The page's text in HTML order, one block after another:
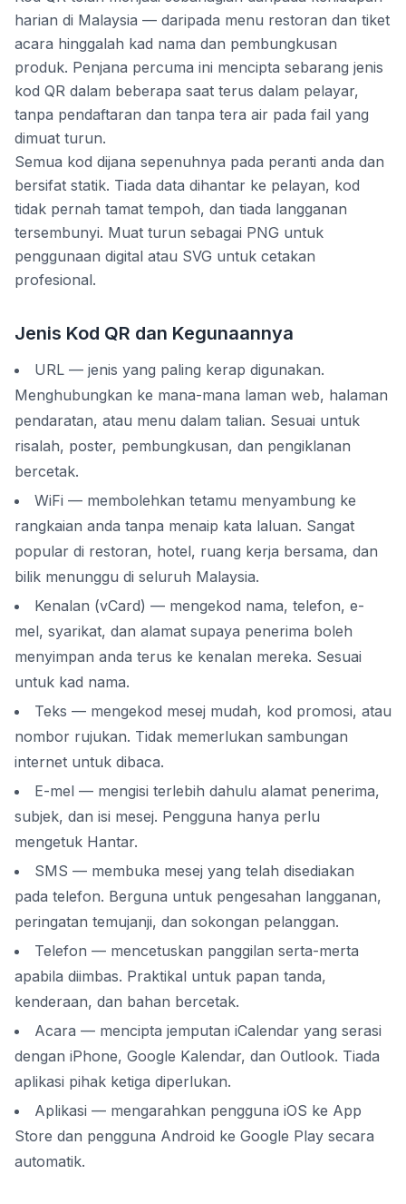
harian di Malaysia — daripada menu restoran dan tiket
acara hinggalah kad nama dan pembungkusan
produk. Penjana percuma ini mencipta sebarang jenis
kod QR dalam beberapa saat terus dalam pelayar,
tanpa pendaftaran dan tanpa tera air pada fail yang
dimuat turun.
Semua kod dijana sepenuhnya pada peranti anda dan
bersifat statik. Tiada data dihantar ke pelayan, kod
tidak pernah tamat tempoh, dan tiada langganan
tersembunyi. Muat turun sebagai PNG untuk
penggunaan digital atau SVG untuk cetakan
profesional.
Jenis Kod QR dan Kegunaannya
URL — jenis yang paling kerap digunakan.
Menghubungkan ke mana-mana laman web, halaman
pendaratan, atau menu dalam talian. Sesuai untuk
risalah, poster, pembungkusan, dan pengiklanan
bercetak.
WiFi — membolehkan tetamu menyambung ke
rangkaian anda tanpa menaip kata laluan. Sangat
popular di restoran, hotel, ruang kerja bersama, dan
bilik menunggu di seluruh Malaysia.
Kenalan (vCard) — mengekod nama, telefon, e-
mel, syarikat, dan alamat supaya penerima boleh
menyimpan anda terus ke kenalan mereka. Sesuai
untuk kad nama.
Teks — mengekod mesej mudah, kod promosi, atau
nombor rujukan. Tidak memerlukan sambungan
internet untuk dibaca.
E-mel — mengisi terlebih dahulu alamat penerima,
subjek, dan isi mesej. Pengguna hanya perlu
mengetuk Hantar.
SMS — membuka mesej yang telah disediakan
pada telefon. Berguna untuk pengesahan langganan,
peringatan temujanji, dan sokongan pelanggan.
Telefon — mencetuskan panggilan serta-merta
apabila diimbas. Praktikal untuk papan tanda,
kenderaan, dan bahan bercetak.
Acara — mencipta jemputan iCalendar yang serasi
dengan iPhone, Google Kalendar, dan Outlook. Tiada
aplikasi pihak ketiga diperlukan.
Aplikasi — mengarahkan pengguna iOS ke App
Store dan pengguna Android ke Google Play secara
automatik.